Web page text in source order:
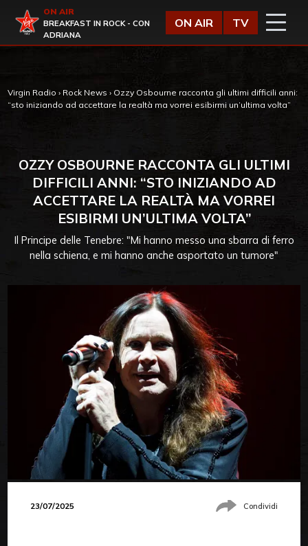
Virgin Radio
ON AIR
BREAKFAST IN ROCK - CON
ADRIANA
ON AIR TV
Virgin Radio › Rock News › Ozzy Osbourne racconta gli ultimi difficili anni:
“sto iniziando ad accettare la realtà ma vorrei esibirmi un’ultima volta”
OZZY OSBOURNE RACCONTA GLI ULTIMI
DIFFICILI ANNI: “STO INIZIANDO AD
ACCETTARE LA REALTÀ MA VORREI
ESIBIRMI UN’ULTIMA VOLTA”
Il Principe delle Tenebre: "Mi hanno messo una sbarra di ferro
nella schiena, e mi hanno anche asportato un tumore"
23/07/2025 Condividi